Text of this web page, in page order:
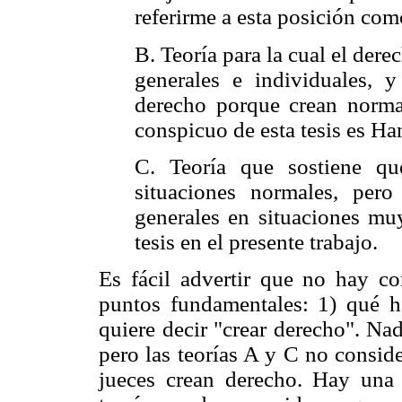
referirme a esta posición
B. Teoría para la cual el
generales e individuales,
derecho porque crean
conspicuo de esta tesis es
C. Teoría que sostiene
situaciones normales,
generales en situaciones
tesis en el presente trabajo.
Es fácil advertir que no hay
puntos fundamentales: 1) qué
quiere decir "crear derecho".
pero las teorías A y C no
jueces crean derecho. Hay